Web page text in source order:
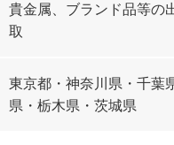
貴金属、ブランド品等の
取
東京都・神奈川県・千葉
県・栃木県・茨城県